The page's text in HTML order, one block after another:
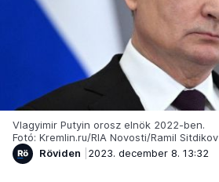
Vlagyimir Putyin orosz elnök 2022-ben.
Fotó: Kremlin.ru/RIA Novosti/Ramil Sitdikov
Röviden
2023. december 8. 13:32